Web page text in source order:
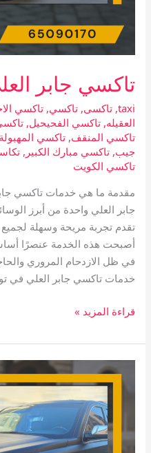
تاكسي جابر
taxi
,تاكسى,تاكسي,تاكسي
العقيله,تاكسي الفحيحيل,
تاكسي المنقف,تاكسي المهبولة
جيب,تاكسي مبارك الكبير ,
تاكسي الكويت
مقدمة ما هي خدمات تاكسي
جابر العلي واحدة من أبرز
تقدم تجربة مريحة وسهلة
أصبحت هذه الخدمة عنصرًا
في ظل الازدحام المروري
خدمات تاكسي جابر العلي في
قراءة المزيد »
تاكسي
العقيلة